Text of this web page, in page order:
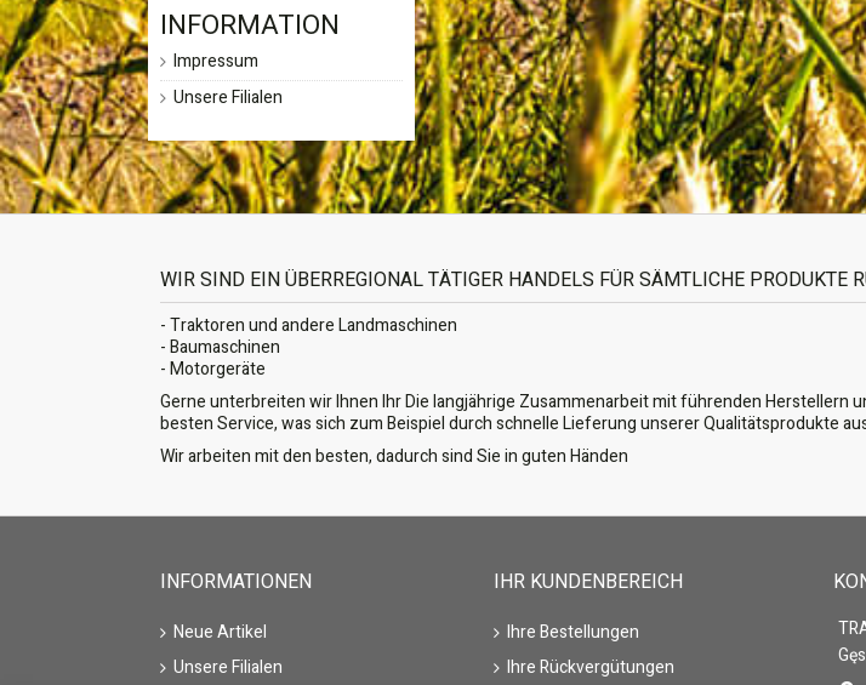
INFORMATION
Impressum
Unsere Filialen
WIR SIND EIN ÜBERREGIONAL TÄTIGER HANDELS FÜR SÄMTLICHE PRODUKTE
- Traktoren und andere Landmaschinen
- Baumaschinen
- Motorgeräte
Gerne unterbreiten wir Ihnen Ihr Die langjährige Zusammenarbeit mit führenden Herstellern
besten Service, was sich zum Beispiel durch schnelle Lieferung unserer Qualitätsprodukte
Wir arbeiten mit den besten, dadurch sind Sie in guten Händen
INFORMATIONEN
Neue Artikel
Unsere Filialen
IHR KUNDENBEREICH
Ihre Bestellungen
Ihre Rückvergütungen